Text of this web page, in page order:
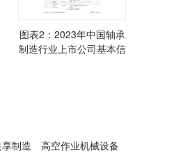
图表2：2023年中国轴承
制造行业上市公司基本信
制造
高空作业机械设备